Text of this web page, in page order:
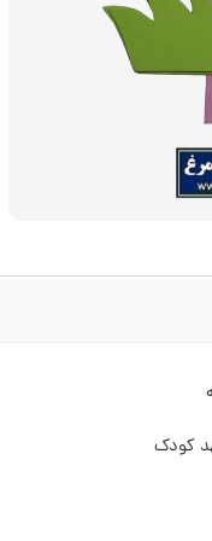
کودک